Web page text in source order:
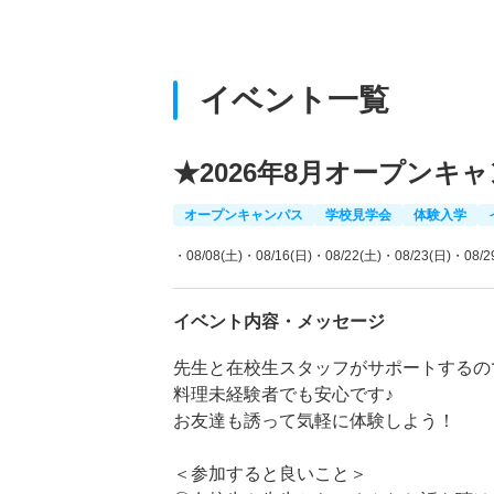
イベント一覧
★2026年8月オープンキ
オープンキャンパス 学校見学会 体験入学
・08/08(土) ・08/16(日) ・08/22(土) ・08/23(日) ・08/
イベント内容・メッセージ
先生と在校生スタッフがサポートするの
料理未経験者でも安心です♪
お友達も誘って気軽に体験しよう！
＜参加すると良いこと＞